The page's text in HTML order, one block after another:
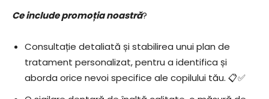
Ce include promoția noastră?
Consultație detaliată și stabilirea unui plan de
tratament personalizat, pentru a identifica și
aborda orice nevoi specifice ale copilului tău. 📋✅